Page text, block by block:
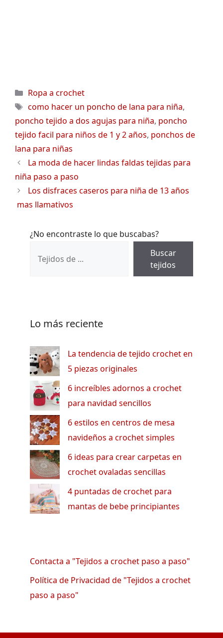
Categorías
Ropa a crochet
Etiquetas
como hacer un poncho de lana para niña,
poncho tejido a dos agujas para niña, poncho
tejido facil para niños de 1 y 2 años, ponchos de
lana para niñas
La moda de hacer lindas faldas tejidas para
niña paso a paso
Los disfraces caseros para niña de 13 años
mas llamativos
¿No encontraste lo que buscabas?
Buscar
tejidos
Lo más reciente
La tendencia de tejido crochet en
5 piezas originales
6 increíbles adornos a crochet
para navidad sencillos
6 estilos en centros de mesa
navideños a crochet simples
6 ideas para crear carpetas en
crochet ovaladas sencillas
4 puntadas de crochet para
mantas de bebe principiantes
Contacta a "Tejidos a crochet paso a paso"
Política de Privacidad de "Tejidos a crochet
paso a paso"